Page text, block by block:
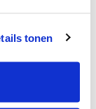
tonen